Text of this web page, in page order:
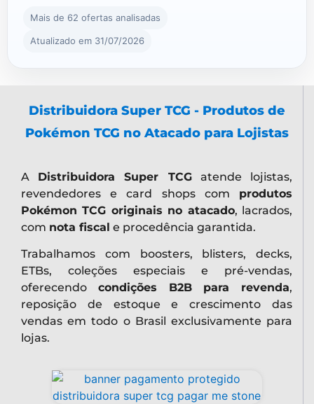
Mais de 62 ofertas analisadas
Atualizado em 31/07/2026
Distribuidora Super TCG - Produtos de
Pokémon TCG no Atacado para Lojistas
A Distribuidora Super TCGatende lojistas,
revendedores e card shops com produtos
Pokémon TCG originais no atacado, lacrados,
com nota fiscal e procedência garantida.
Trabalhamos com boosters, blisters, decks,
ETBs, coleções especiais e pré-vendas,
oferecendo condições B2B para revenda,
reposição de estoque e crescimento das
vendas em todo o Brasil exclusivamente para
lojas.